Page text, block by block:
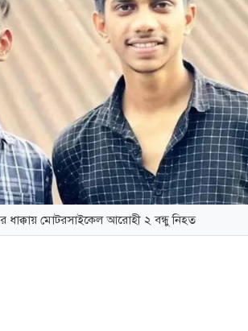
ধাক্কায় মোটরসাইকেল আরোহী ২ বন্ধু নিহত